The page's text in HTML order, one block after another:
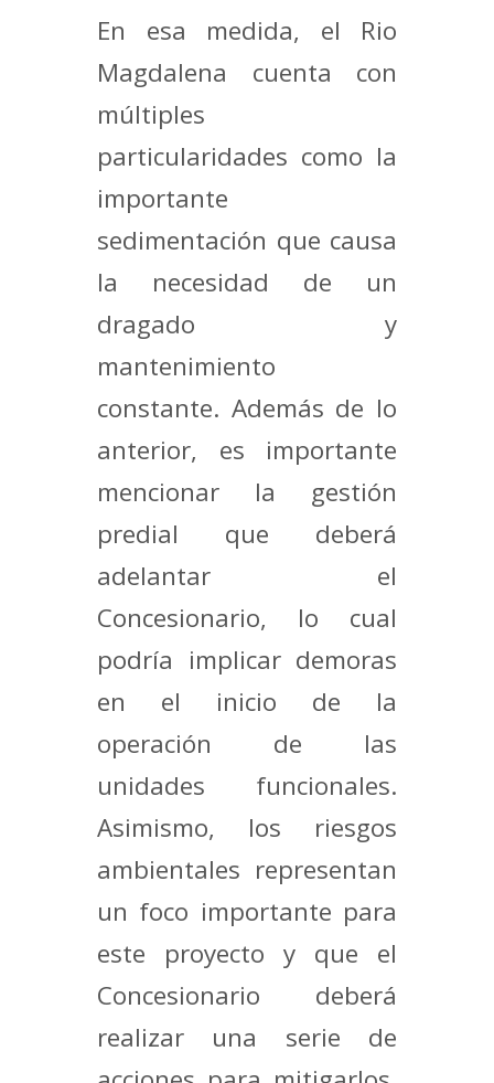
En esa medida, el Rio
Magdalena cuenta con
múltiples
particularidades como la
importante
sedimentación que causa
la necesidad de un
dragado y
mantenimiento
constante. Además de lo
anterior, es importante
mencionar la gestión
predial que deberá
adelantar el
Concesionario, lo cual
podría implicar demoras
en el inicio de la
operación de las
unidades funcionales.
Asimismo, los riesgos
ambientales representan
un foco importante para
este proyecto y que el
Concesionario deberá
realizar una serie de